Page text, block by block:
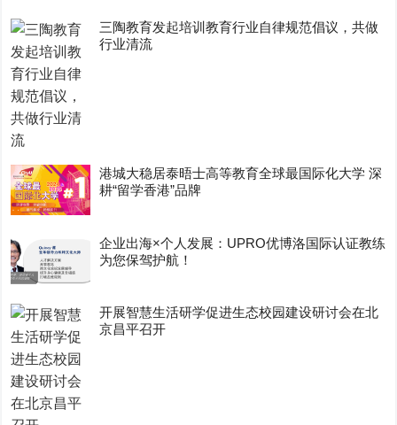
三陶教育发起培训教育行业自律规范倡议，共做
行业清流
港城大稳居泰晤士高等教育全球最国际化大学 深
耕“留学香港”品牌
企业出海×个人发展：UPRO优博洛国际认证教练
为您保驾护航！
开展智慧生活研学促进生态校园建设研讨会在北
京昌平召开